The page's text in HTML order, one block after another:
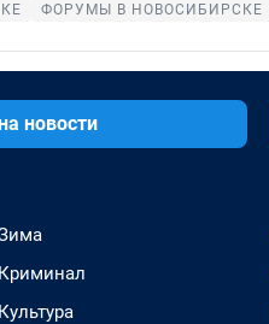
ФОРУМЫ В НОВОСИБИРСКЕ
новости
Криминал
Культура